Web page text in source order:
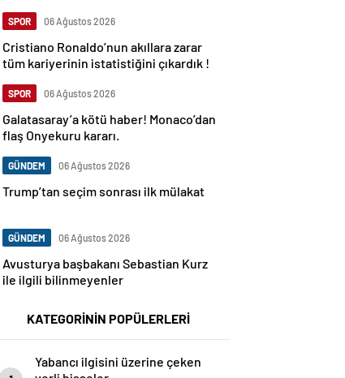
SPOR 06 Ağustos 2026
Cristiano Ronaldo’nun akıllara zarar
tüm kariyerinin istatistiğini çıkardık !
SPOR 06 Ağustos 2026
Galatasaray’a kötü haber! Monaco’dan
flaş Onyekuru kararı.
GÜNDEM 06 Ağustos 2026
Trump’tan seçim sonrası ilk mülakat
GÜNDEM 06 Ağustos 2026
Avusturya başbakanı Sebastian Kurz
ile ilgili bilinmeyenler
KATEGORİNİN POPÜLERLERİ
Yabancı ilgisini üzerine çeken